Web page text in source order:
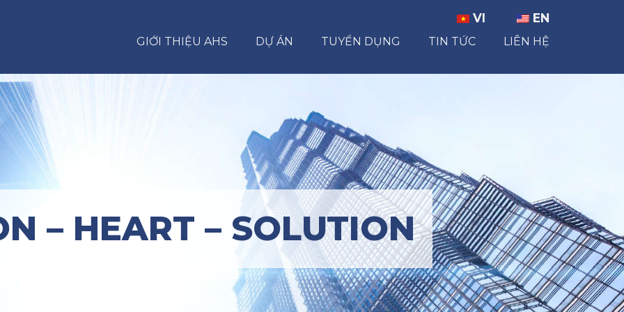
VI EN
GIỚI THIỆU AHS DỰ ÁN TUYỂN DỤNG TIN TỨC LIÊN HỆ
– HEART – SOLUTION